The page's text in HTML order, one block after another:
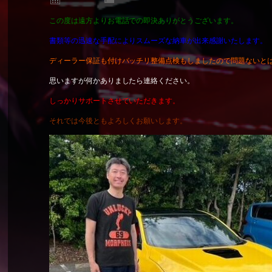
この度は遠方よりお電話での即決ありがとうございます。
書類等の迅速な手配によりスムーズな納車が出来感謝いたします。
ディーラー保証も付けバッチリ整備点検もしましたので問題ないと
思いますが何かありましたら連絡ください。
しっかりサポートさせていただきます。
それでは今後ともよろしくお願いします。